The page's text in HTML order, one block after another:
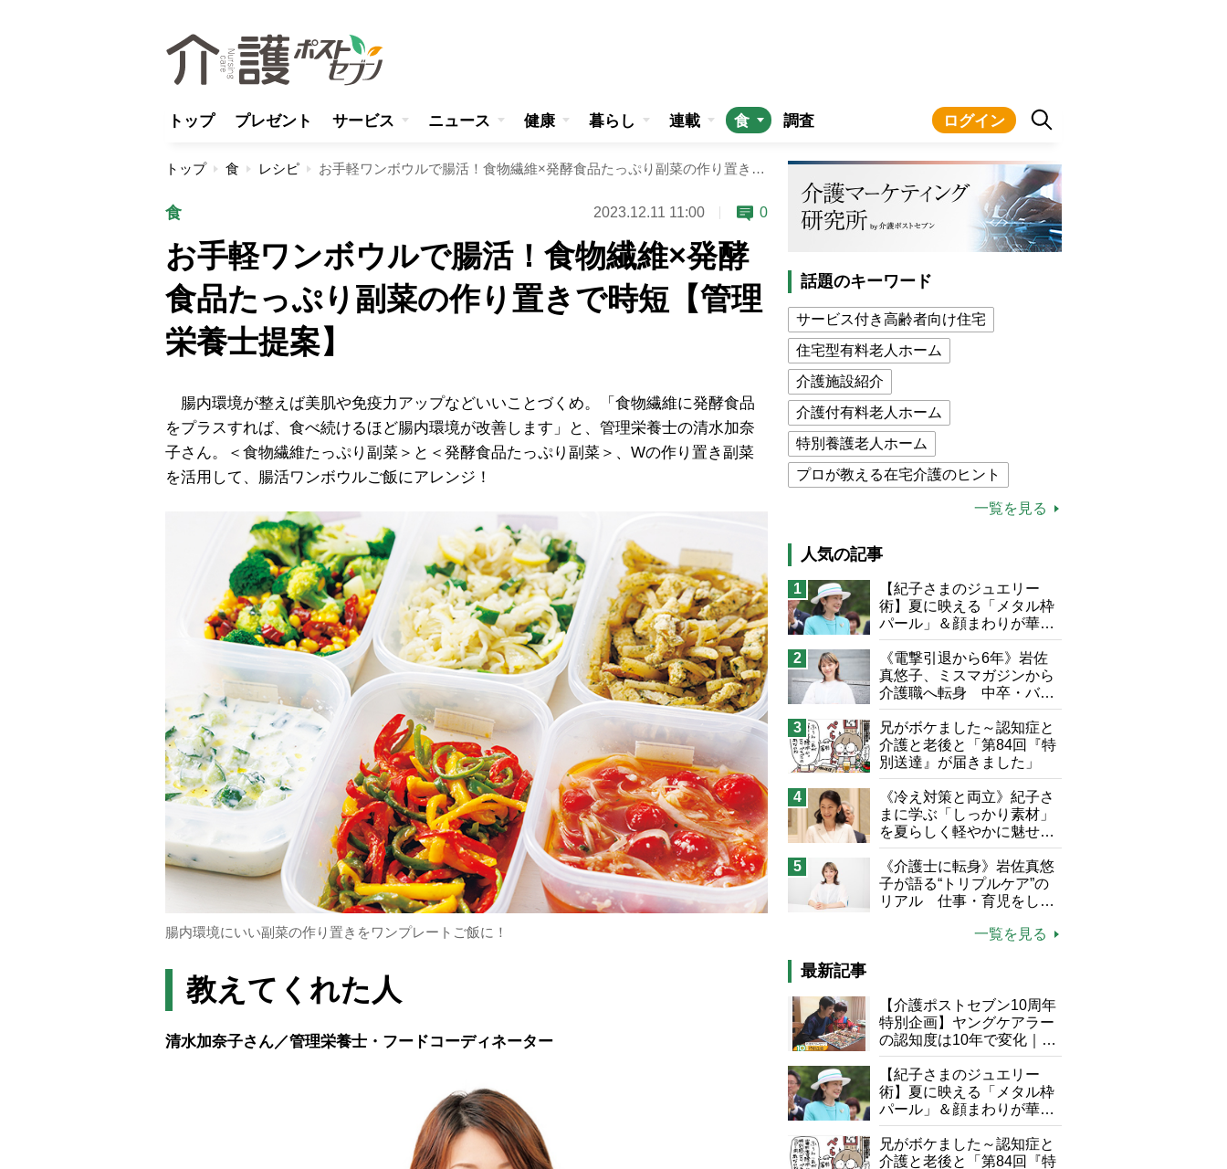
トップ プレゼント サービス ニュース 健康 暮らし 連載 食 調査 ログイン
トップ 食 レシピ お手軽ワンボウルで腸活！食物繊維×発酵食品たっぷり副菜の作り置きで時短【管理栄養士提案】
食 2023.12.11 11:00 0
お手軽ワンボウルで腸活！食物繊維×発酵
食品たっぷり副菜の作り置きで時短【管理
栄養士提案】
腸内環境が整えば美肌や免疫力アップなどいいことづくめ。「食物繊維に発酵食品
をプラスすれば、食べ続けるほど腸内環境が改善します」と、管理栄養士の清水加奈
子さん。＜食物繊維たっぷり副菜＞と＜発酵食品たっぷり副菜＞、Wの作り置き副菜
を活用して、腸活ワンボウルご飯にアレンジ！
腸内環境にいい副菜の作り置きをワンプレートご飯に！
教えてくれた人
清水加奈子さん／管理栄養士・フードコーディネーター
話題のキーワード
サービス付き高齢者向け住宅
住宅型有料老人ホーム
介護施設紹介
介護付有料老人ホーム
特別養護老人ホーム
プロが教える在宅介護のヒント
介護食
猫が母になつきません
息子の遠距離介護サバイバル術
兄がボケました
便利なサービス
予防法
一覧を見る
人気の記事
1
【紀子さまのジュエリー
術】夏に映える「メタル枠
パール」＆顔まわりが華や
ぐ「揺れる一粒」の使い分
け方
2
《電撃引退から6年》岩佐
真悠子、ミスマガジンから
介護職へ転身 中卒・バイ
ト経験ゼロの彼女が見つけ
た“居場所”「社会の役に立
ちながら自分らしくいられ
る」
3
兄がボケました～認知症と
介護と老後と「第84回『特
別送達』が届きました」
4
《冷え対策と両立》紀子さ
まに学ぶ「しっかり素材」
を夏らしく軽やかに魅せる
3つの着こなし法則
5
《介護士に転身》岩佐真悠
子が語る“トリプルケア”の
リアル 仕事・育児をしな
て介護 プロだから言える
一覧を見る
最新記事
【介護ポストセブン10周年
特別企画】ヤングケアラー
の認知度は10年で変化｜流
行語大賞にノミネート、法
律にも明記されたが果たし
て現在は？
【紀子さまのジュエリー
術】夏に映える「メタル枠
パール」＆顔まわりが華や
ぐ「揺れる一粒」の使い分
け方
兄がボケました～認知症と
介護と老後と「第84回『特